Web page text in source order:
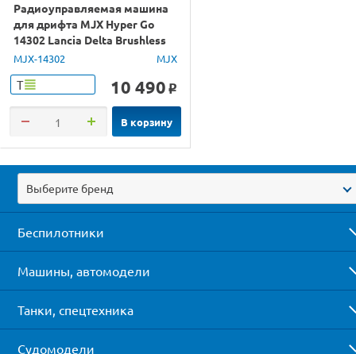
Радиоуправляемая машина
для дрифта MJX Hyper Go
14302 Lancia Delta Brushless
4WD 2.4G LED 1/14 RTR
MJX-14302 MJX
Т 10 490 o
В корзину
Выберите бренд
Беспилотники
Машины, автомодели
Танки, спецтехника
Судомодели